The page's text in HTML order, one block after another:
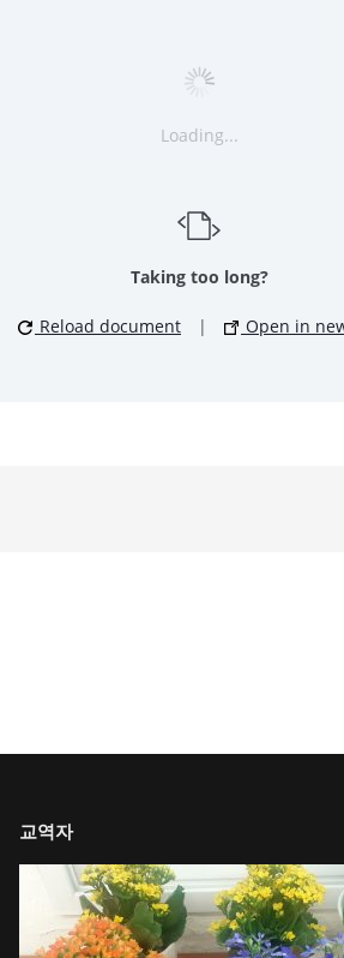
Loading...
Taking too long?
Reload document | Open in
교역자